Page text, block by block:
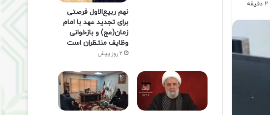
نهم ربیع‌الاول فرصتی
برای تجدید عهد با امام
زمان(عج) و بازخوانی
وظایف منتظران است
2 روز پیش